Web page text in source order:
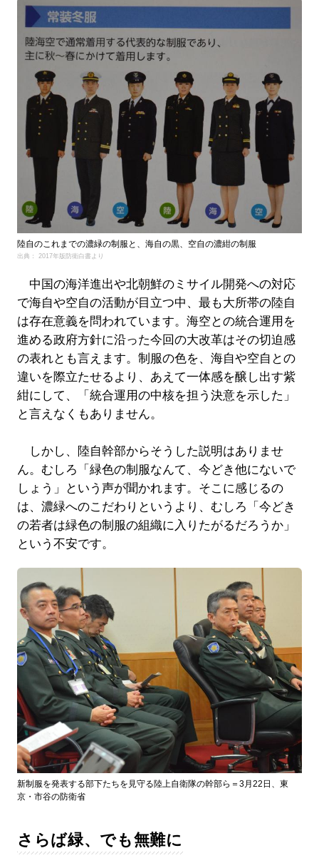
陸自のこれまでの濃緑の制服と、海自の黒、空自の濃紺の制服
出典： 2017年版防衛白書より
中国の海洋進出や北朝鮮のミサイル開発への対応
で海自や空自の活動が目立つ中、最も大所帯の陸自
は存在意義を問われています。海空との統合運用を
進める政府方針に沿った今回の大改革はその切迫感
の表れとも言えます。制服の色を、海自や空自との
違いを際立たせるより、あえて一体感を醸し出す紫
紺にして、「統合運用の中核を担う決意を示した」
と言えなくもありません。
しかし、陸自幹部からそうした説明はありませ
ん。むしろ「緑色の制服なんて、今どき他にないで
しょう」という声が聞かれます。そこに感じるの
は、濃緑へのこだわりというより、むしろ「今どき
の若者は緑色の制服の組織に入りたがるだろうか」
という不安です。
新制服を発表する部下たちを見守る陸上自衛隊の幹部ら＝3月22日、東
京・市谷の防衛省
さらば緑、でも無難に